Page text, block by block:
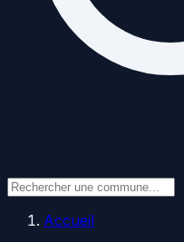
Accueil